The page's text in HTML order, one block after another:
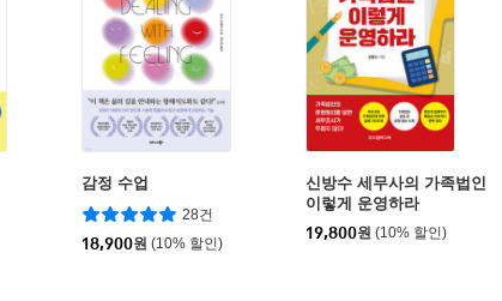
감정 수업
28건
18,900원 (10% 할인)
신방수 세무사의 가족법인
이렇게 운영하라
19,800원 (10% 할인)